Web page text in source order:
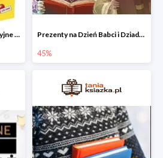
Zestawy naukowe i edukacyjne dla dzieci w Taniej Książce do -50% Prezenty na Dzień Babci i Dziadka do -45% w Taniej Książce
45%